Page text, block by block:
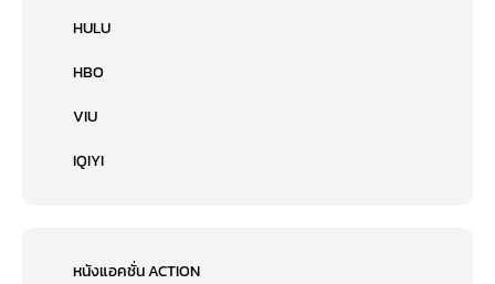
HULU
HBO
VIU
IQIYI
หนังแอคชั่น ACTION